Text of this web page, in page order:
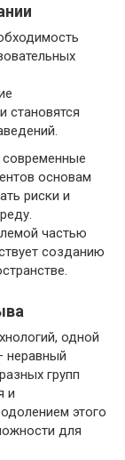
становятся
основам
риски и
частью
созданию
одной
неравный
групп
и
этого
для